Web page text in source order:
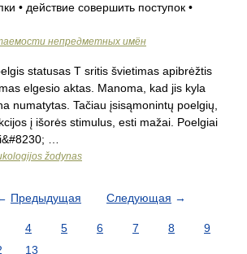
• действие совершить поступок •
непредметных имён
statusas T sritis švietimas apibrėžtis
elgesio aktas. Manoma, kad jis kyla
numatytas. Tačiau įsisąmonintų poelgių,
į išorės stimulus, esti mažai. Poelgiai
…
žodynas
Предыдущая Следующая →
4 5 6 7 8
9
13